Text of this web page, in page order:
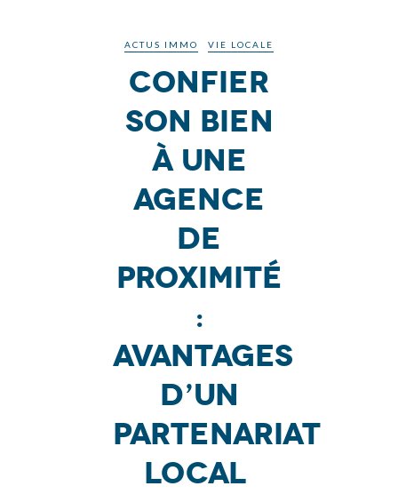
ACTUS IMMO VIE LOCALE
Confier
son bien
à une
agence
de
proximité
:
avantages
d’un
partenariat
local